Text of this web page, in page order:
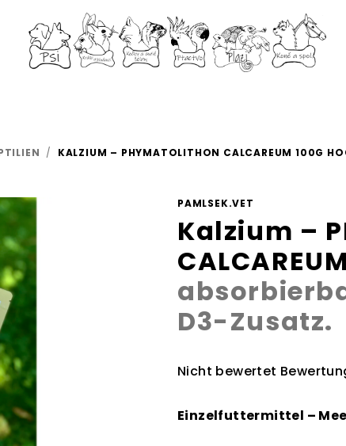
/ KALZIUM – PHYMATOLITHON CALCAREUM 100G
PAMLSEK.VET
Kalzium –
D3-Zusatz.
Die
Produktbewertung
Nicht bewertet
Einzelfuttermittel –